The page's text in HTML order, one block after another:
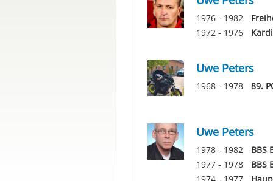
1976 - 1982
1972 - 1976
Uwe Peters
1968 - 1978 89.
Uwe Peters
1978 - 1982
BBS
1977 - 1978
BBS